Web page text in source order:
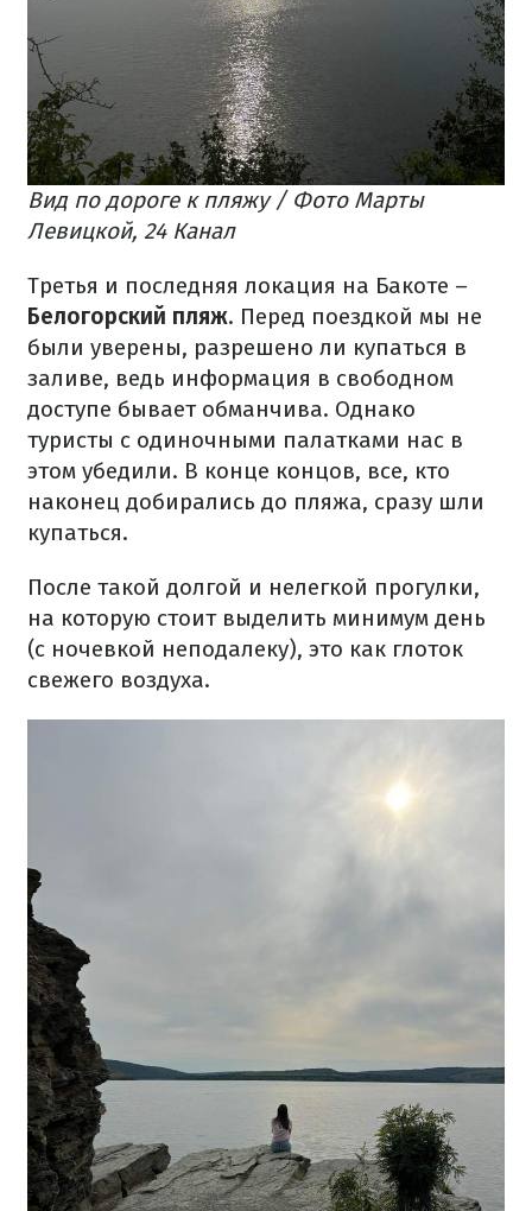
Вид по дороге к пляжу / Фото Марты
Левицкой, 24 Канал
Третья и последняя локация на Бакоте –
Белогорский пляж. Перед поездкой мы не
были уверены, разрешено ли купаться в
заливе, ведь информация в свободном
доступе бывает обманчива. Однако
туристы с одиночными палатками нас в
этом убедили. В конце концов, все, кто
наконец добирались до пляжа, сразу шли
купаться.
После такой долгой и нелегкой прогулки,
на которую стоит выделить минимум день
(с ночевкой неподалеку), это как глоток
свежего воздуха.